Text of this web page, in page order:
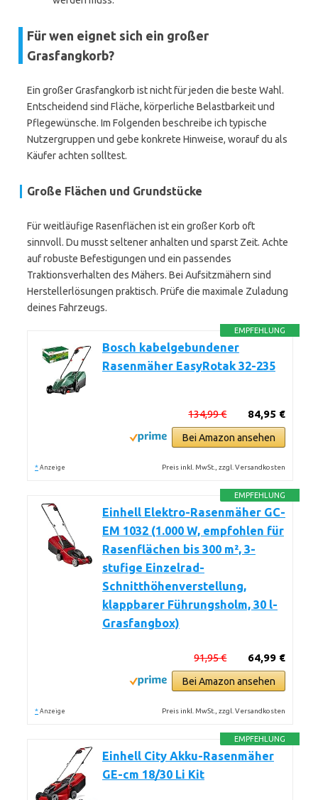
Für wen eignet sich ein großer
Grasfangkorb?
Ein großer Grasfangkorb ist nicht für jeden die beste Wahl.
Entscheidend sind Fläche, körperliche Belastbarkeit und
Pflegewünsche. Im Folgenden beschreibe ich typische
Nutzergruppen und gebe konkrete Hinweise, worauf du als
Käufer achten solltest.
Große Flächen und Grundstücke
Für weitläufige Rasenflächen ist ein großer Korb oft
sinnvoll. Du musst seltener anhalten und sparst Zeit. Achte
auf robuste Befestigungen und ein passendes
Traktionsverhalten des Mähers. Bei Aufsitzmähern sind
Herstellerlösungen praktisch. Prüfe die maximale Zuladung
deines Fahrzeugs.
EMPFEHLUNG
Bosch kabelgebundener
Rasenmäher EasyRotak 32-235
84,95 €
134,99 €
Bei Amazon ansehen
* Anzeige Preis inkl. MwSt., zzgl. Versandkosten
EMPFEHLUNG
Einhell Elektro-Rasenmäher GC-
EM 1032 (1.000 W, empfohlen für
Rasenflächen bis 300 m², 3-
stufige Einzelrad-
Schnitthöhenverstellung,
klappbarer Führungsholm, 30 l-
Grasfangbox)
64,99 €
91,95 €
Bei Amazon ansehen
* Anzeige Preis inkl. MwSt., zzgl. Versandkosten
EMPFEHLUNG
Einhell City Akku-Rasenmäher
GE-cm 18/30 Li Kit